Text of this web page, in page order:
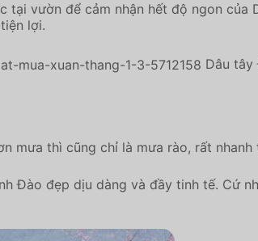
vườn để cảm nhận hết độ ngon của
lợi.
Dâu tây
mưa thì cũng chỉ là mưa rào, rất nhanh
Đào đẹp dịu dàng và đầy tinh tế. Cứ